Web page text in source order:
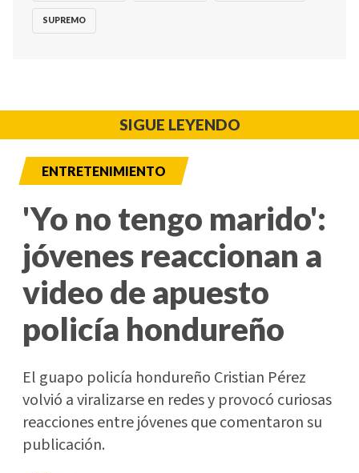
SUPREMO
SIGUE LEYENDO
ENTRETENIMIENTO
'Yo no tengo marido':
jóvenes reaccionan a
video de apuesto
policía hondureño
El guapo policía hondureño Cristian Pérez
volvió a viralizarse en redes y provocó curiosas
reacciones entre jóvenes que comentaron su
publicación.